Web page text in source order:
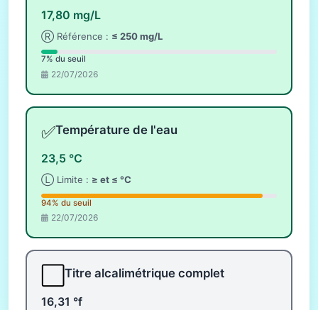
17,80 mg/L
Ⓡ Référence : ≤ 250 mg/L
7% du seuil
22/07/2026
✅Température de l'eau
23,5 °C
Ⓛ Limite : ≥ et ≤ °C
94% du seuil
22/07/2026
Titre alcalimétrique complet
16,31 °f